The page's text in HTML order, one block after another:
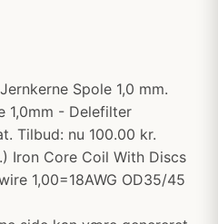
Spole 1,0 mm.
1,0mm - Delefilter
Tilbud: nu 100.00 kr.
Iron Core Coil With Discs
1,00=18AWG OD35/45